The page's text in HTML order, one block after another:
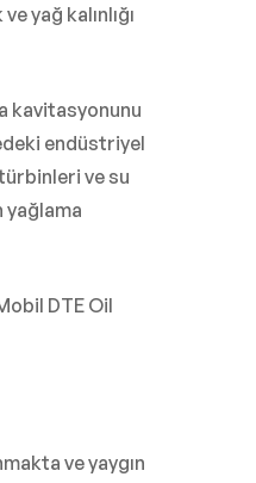
yağ kalınlığı
kavitasyonunu
endüstriyel
ve su
yağlama
DTE Oil
ve yaygın